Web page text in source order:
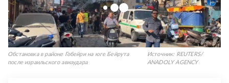
Обстановка в районе Гобейри на юге Бейрута
после израильского авиаудара
Источник: REUTERS/
ANADOLY AGENCY